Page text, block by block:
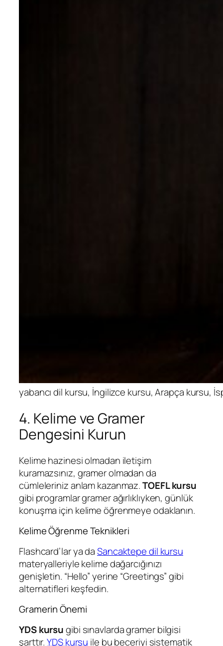
yabancı dil kursu, İngilizce kursu, Arapça kursu,
4. Kelime ve Gramer
Dengesini Kurun
Kelime hazinesi olmadan iletişim
kuramazsınız, gramer olmadan da
cümleleriniz anlam kazanmaz.TOEFL kursu
gibi programlar gramer ağırlıklıyken, günlük
konuşma için kelime öğrenmeye odaklanın.
Kelime Öğrenme Teknikleri
Flashcard’lar ya daSancaktepe dil kursu
materyalleriyle kelime dağarcığınızı
genişletin. “Hello” yerine “Greetings” gibi
alternatifleri keşfedin.
Gramerin Önemi
YDS kursugibi sınavlarda gramer bilgisi
şarttır.YDS kursu ile bu beceriyi sistematik